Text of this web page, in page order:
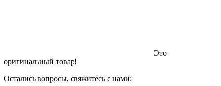
Это
оригинальный товар!
Остались вопросы, свяжитесь с нами: